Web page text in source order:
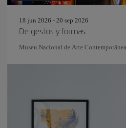
18 jun 2026 - 20 sep 2026
De gestos y formas
Museu Nacional de Arte